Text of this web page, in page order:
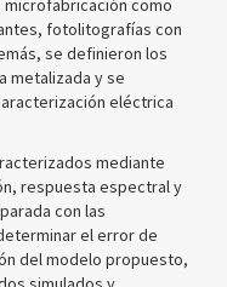
como
fotolitografías con
se definieron los
metalizada y se
eléctrica
mediante
respuesta espectral y
con las
el error de
del modelo propuesto,